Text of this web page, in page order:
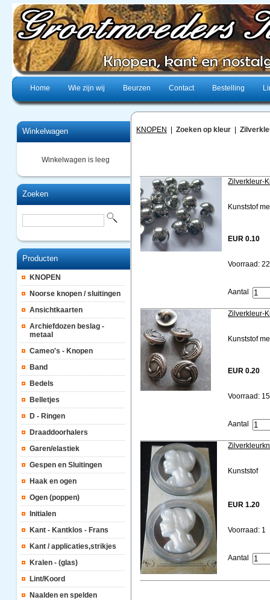
Home Wie zijn wij Beurzen Contact Bestelling
Winkelwagen
Winkelwagen is leeg
Zoeken
Producten
KNOPEN
Noorse knopen / sluitingen
Ansichtkaarten
Archiefdozen beslag -
metaal
Cameo's - Knopen
Band
Bedels
Belletjes
D - Ringen
Draaddoorhalers
Garen/elastiek
Gespen en Sluitingen
Haak en ogen
Ogen (poppen)
Initialen
Kant - Kantklos - Frans
Kant / applicaties,strikjes
Kralen - (glas)
Lint/Koord
Naalden en spelden
KNOPEN Zoeken op kleur
Zilverkleur-
Kunststof
EUR 0.10
Voorraad:
Aantal
Zilverkleur-
Kunststof
EUR 0.20
Voorraad: 15
Aantal
Kunststof
EUR 1.20
Voorraad: 1
Aantal